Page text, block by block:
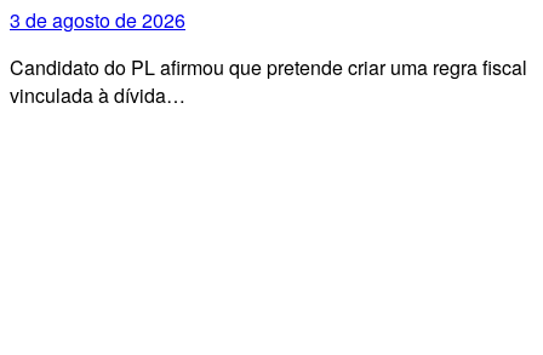
3 de agosto de 2026
Candidato do PL afirmou que pretende criar uma regra fiscal
vinculada à dívida…